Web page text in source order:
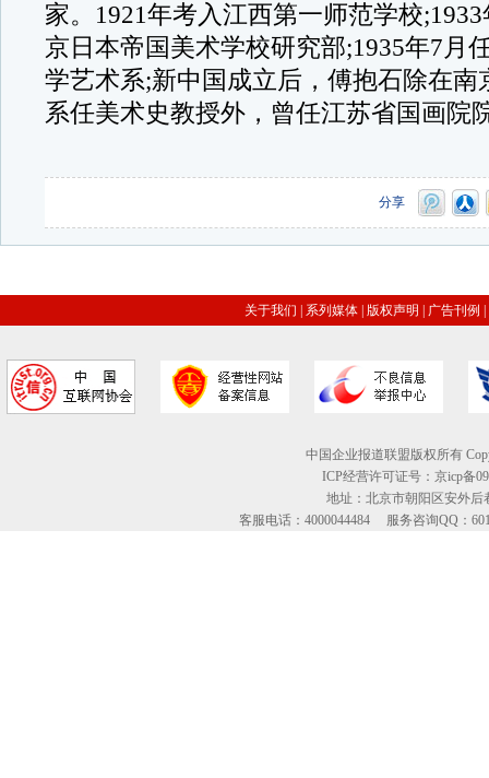
家。1921年考入江西第一师范学校
京日本帝国美术学校研究部;1935年7月
学艺术系;新中国成立后，傅抱石除在南
系任美术史教授外，曾任江苏省国画院
分享
关于我们 系列媒体 版权声明 广告刊例
中国企业报道联盟版权所有
ICP经营许可证号：京icp备
地址：北京市朝阳区安外后
客服电话：4000044484 服务咨询QQ：